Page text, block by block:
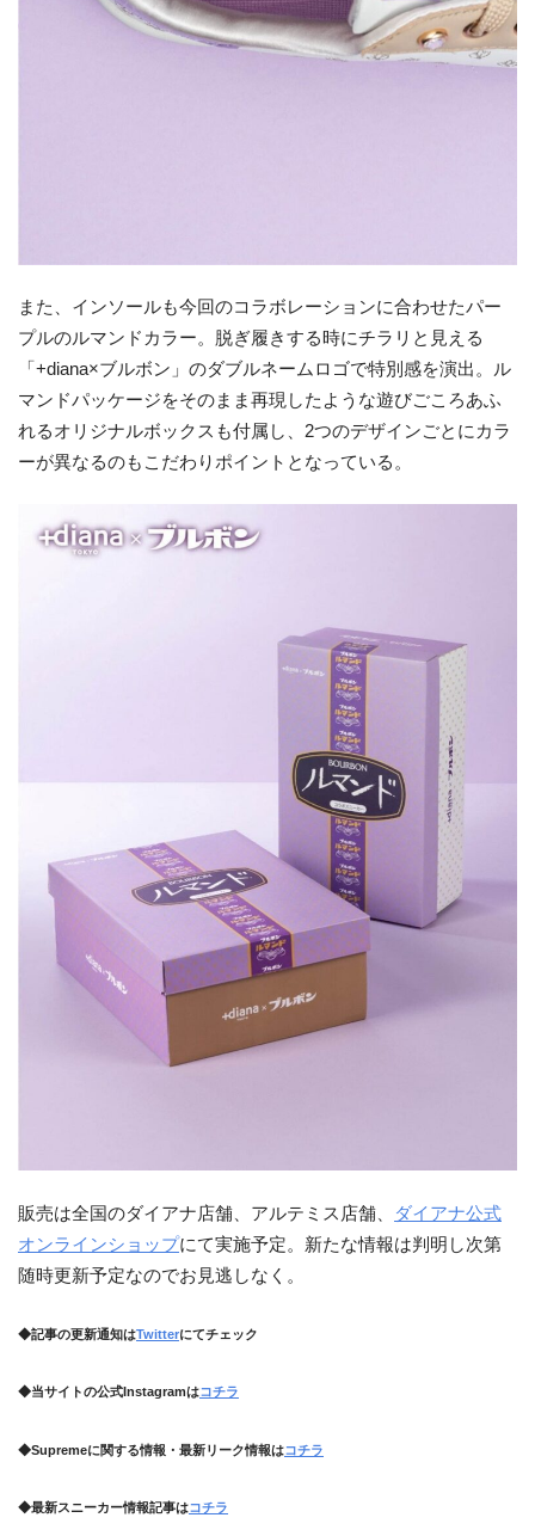
また、インソールも今回のコラボレーションに合わせたパー
プルのルマンドカラー。脱ぎ履きする時にチラリと見える
「+diana×ブルボン」のダブルネームロゴで特別感を演出。ル
マンドパッケージをそのまま再現したような遊びごころあふ
れるオリジナルボックスも付属し、2つのデザインごとにカラ
ーが異なるのもこだわりポイントとなっている。
販売は全国のダイアナ店舗、アルテミス店舗、
ダイアナ公式
オンラインショップにて実施予定。新たな情報は判明し次第
随時更新予定なのでお見逃しなく。
◆記事の更新通知はTwitterにてチェック
◆当サイトの公式Instagramはコチラ
◆Supremeに関する情報・最新リーク情報はコチラ
◆最新スニーカー情報記事はコチラ